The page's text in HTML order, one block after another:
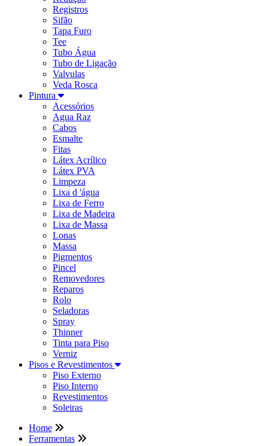
Registros
Sifão
Tapa Furo
Tee
Tubo Água
Tubo de Ligação
Valvulas
Veda Rosca
Pintura
Acessórios
Agua Raz
Cabos
Esmalte
Fitas
Látex Acrílico
Látex PVA
Limpeza
Lixa d 'água
Lixa de Ferro
Lixa de Madeira
Lixa de Massa
Lonas
Massa
Pigmentos
Pincel
Removedores
Reparos
Rolo
Seladoras
Spray
Thinner
Tinta para Piso
Verniz
Pisos e Revestimentos
Piso Externo
Piso Interno
Revestimentos
Soleiras
Home
Ferramentas